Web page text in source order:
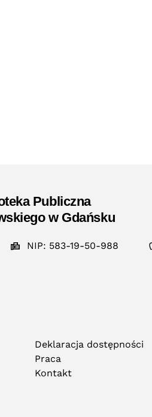
Publiczna
w Gdańsku
NIP: 583-19-50-988
Deklaracja dostępności
Praca
Kontakt